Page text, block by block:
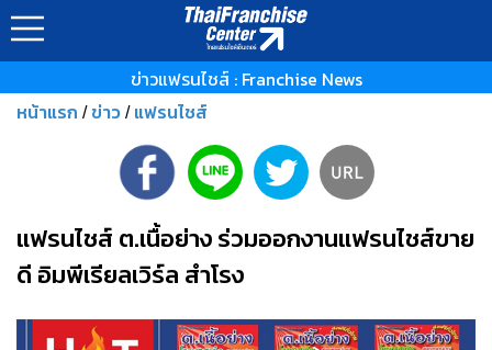
ข่าวแฟรนไชส์ : Franchise News
หน้าแรก / ข่าว / แฟรนไชส์
แฟรนไชส์ ต.เนื้อย่าง ร่วมออกงานแฟรนไชส์ขาย
ดี อิมพีเรียลเวิร์ล สำโรง